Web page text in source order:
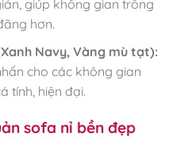
giúp không gian trông
hơn.
Navy, Vàng mù tạt):
cho các không gian
tính, hiện đại.
sofa nỉ bền đẹp